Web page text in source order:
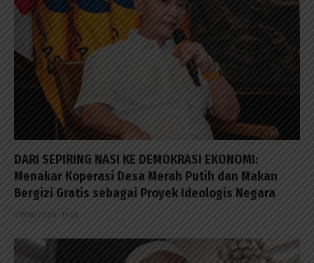
DARI SEPIRING NASI KE DEMOKRASI EKONOMI:
Menakar Koperasi Desa Merah Putih dan Makan
Bergizi Gratis sebagai Proyek Ideologis Negara
07/08/2026 - 11:56